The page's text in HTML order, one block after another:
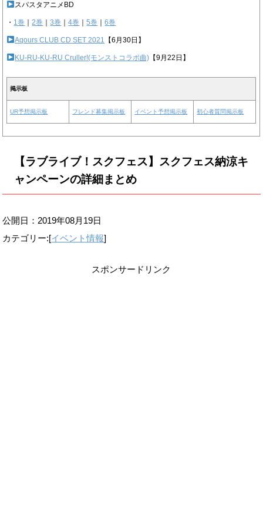
スパスタアニメBD
・ 1巻 ｜2巻 ｜3巻 ｜4巻 ｜5巻 ｜6巻
Aqours CLUB CD SET 2021 【6月30日】
KU-RU-KU-RU Cruller!(モンストコラボ曲) 【9月22日】
掲示板
UR予想掲示板 フレンド募集掲示板 イベント予想掲示板 初心者質問掲示板
【ラブライブ！スクフェス】スクフェス納涼キ
ャンペーンの詳細まとめ
公開日： 2019年08月19日
カテゴリー:[イベント情報]
スポンサードリンク